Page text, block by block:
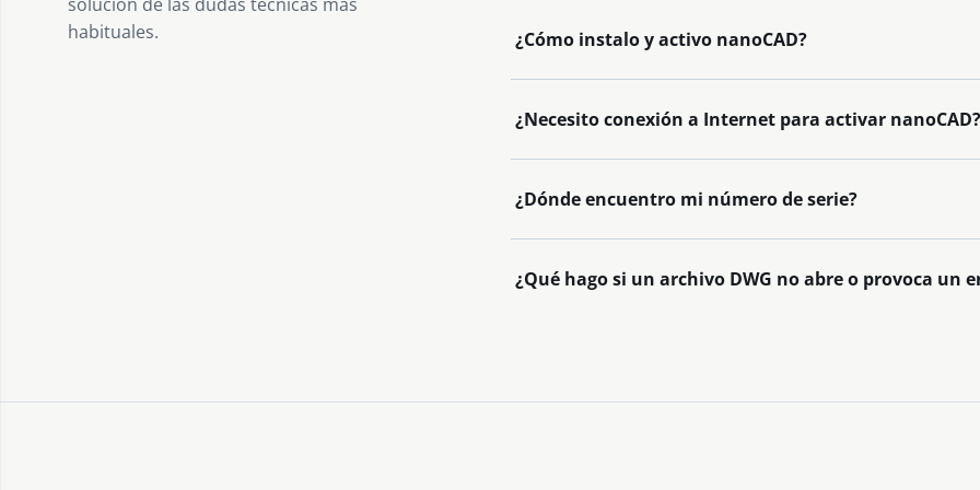
habituales.
¿Cómo instalo y activo nanoCAD?
¿Necesito conexión a Internet para activar
¿Dónde encuentro mi número de serie?
¿Qué hago si un archivo DWG no abre o provoca un